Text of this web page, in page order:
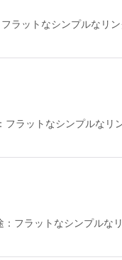
ラットなシンプルなリ
ラットなシンプルなリ
フラットなシンプルな